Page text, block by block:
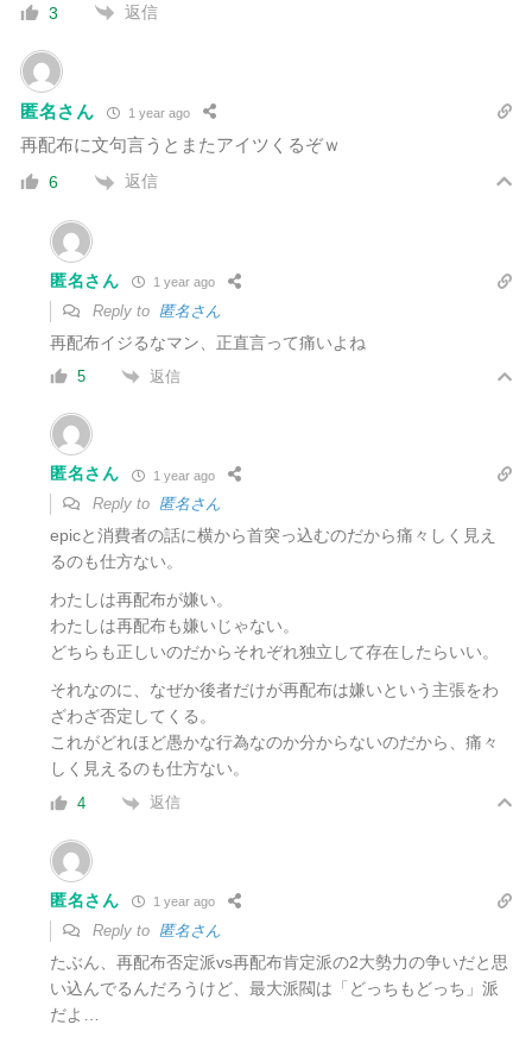
3 返信
匿名さん 1 year ago
再配布に文句言うとまたアイツくるぞｗ
6 返信
匿名さん 1 year ago
Reply to 匿名さん
再配布イジるなマン、正直言って痛いよね
5 返信
匿名さん 1 year ago
Reply to 匿名さん
epicと消費者の話に横から首突っ込むのだから痛々しく見え
るのも仕方ない。
わたしは再配布が嫌い。
わたしは再配布も嫌いじゃない。
どちらも正しいのだからそれぞれ独立して存在したらいい。
それなのに、なぜか後者だけが再配布は嫌いという主張をわ
ざわざ否定してくる。
これがどれほど愚かな行為なのか分からないのだから、痛々
しく見えるのも仕方ない。
4 返信
匿名さん 1 year ago
Reply to 匿名さん
たぶん、再配布否定派vs再配布肯定派の2大勢力の争いだと思
い込んでるんだろうけど、最大派閥は「どっちもどっち」派
だよ…